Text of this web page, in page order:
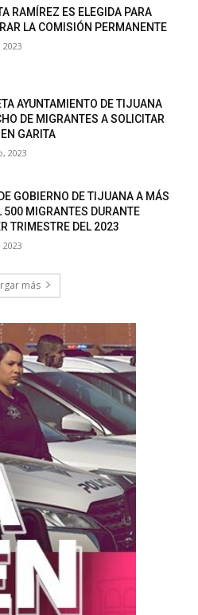
RAMÍREZ ES ELEGIDA PARA
LA COMISIÓN PERMANENTE
AYUNTAMIENTO DE TIJUANA
DE MIGRANTES A SOLICITAR
GARITA
2023
GOBIERNO DE TIJUANA A MÁS
500 MIGRANTES DURANTE
TRIMESTRE DEL 2023
más